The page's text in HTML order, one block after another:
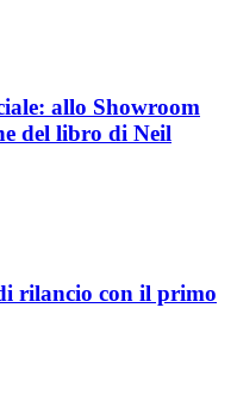
allo Showroom
del libro di Neil
rilancio con il primo